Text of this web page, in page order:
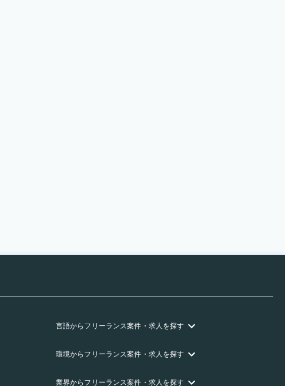
言語からフリーランス案件・求人を探す
環境からフリーランス案件・求人を探す
業界からフリーランス案件・求人を探す